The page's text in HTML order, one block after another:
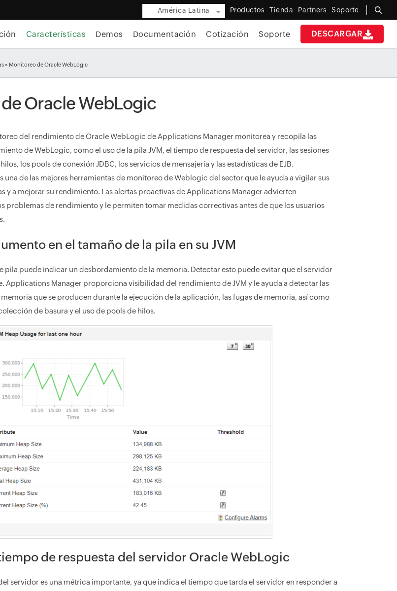
América Latina Productos Tienda Partners Soporte
DESCARGAR
Características Demos Documentación Cotización Soporte
» Monitoreo de Oracle WebLogic
Oracle WebLogic
del rendimiento de Oracle WebLogic de Applications Manager monitorea y recopila las
de WebLogic, como el uso de la pila JVM, el tiempo de respuesta del servidor, las sesiones
los pools de conexión JDBC, los servicios de mensajería y las estadísticas de EJB.
una de las mejores herramientas de monitoreo de Weblogic del sector que le ayuda a vigilar sus
y a mejorar su rendimiento. Las alertas proactivas de Applications Manager advierten
problemas de rendimiento y le permiten tomar medidas correctivas antes de que los usuarios
en el tamaño de la pila en su JVM
pila puede indicar un desbordamiento de la memoria. Detectar esto puede evitar que el servidor
Applications Manager proporciona visibilidad del rendimiento de JVM y le ayuda a detectar las
que se producen durante la ejecución de la aplicación, las fugas de memoria, así como
de basura y el uso de pools de hilos.
de respuesta del servidor Oracle WebLogic
servidor es una métrica importante, ya que indica el tiempo que tarda el servidor en responder a